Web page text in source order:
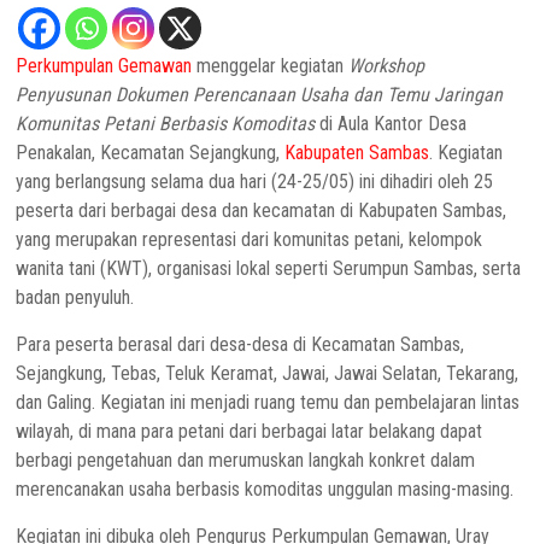
Perkumpulan Gemawan menggelar kegiatan Workshop
Penyusunan Dokumen Perencanaan Usaha dan Temu Jaringan
Komunitas Petani Berbasis Komoditasdi Aula Kantor Desa
Penakalan, Kecamatan Sejangkung, Kabupaten Sambas . Kegiatan
yang berlangsung selama dua hari (24-25/05) ini dihadiri oleh 25
peserta dari berbagai desa dan kecamatan di Kabupaten Sambas,
yang merupakan representasi dari komunitas petani, kelompok
wanita tani (KWT), organisasi lokal seperti Serumpun Sambas, serta
badan penyuluh.
Para peserta berasal dari desa-desa di Kecamatan Sambas,
Sejangkung, Tebas, Teluk Keramat, Jawai, Jawai Selatan, Tekarang,
dan Galing. Kegiatan ini menjadi ruang temu dan pembelajaran lintas
wilayah, di mana para petani dari berbagai latar belakang dapat
berbagi pengetahuan dan merumuskan langkah konkret dalam
merencanakan usaha berbasis komoditas unggulan masing-masing.
Kegiatan ini dibuka oleh Pengurus Perkumpulan Gemawan, Uray